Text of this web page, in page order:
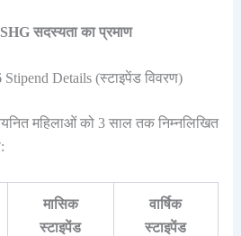
सदस्यता का प्रमाण
Details (स्टाइपेंड विवरण)
महिलाओं को 3 साल तक निम्नलिखित
मासिक
स्टाइपेंड
वार्षिक
स्टाइपेंड